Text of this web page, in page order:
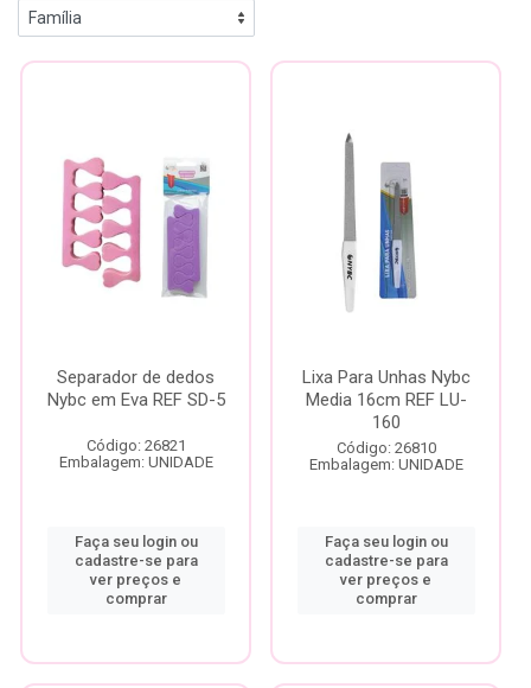
Separador de dedos
Nybc em Eva REF SD-5
Código: 26821
Embalagem: UNIDADE
Faça seu login ou
cadastre-se para
ver preços e
comprar
Lixa Para Unhas Nybc
Media 16cm REF LU-
160
Código: 26810
Embalagem: UNIDADE
Faça seu login ou
cadastre-se para
ver preços e
comprar